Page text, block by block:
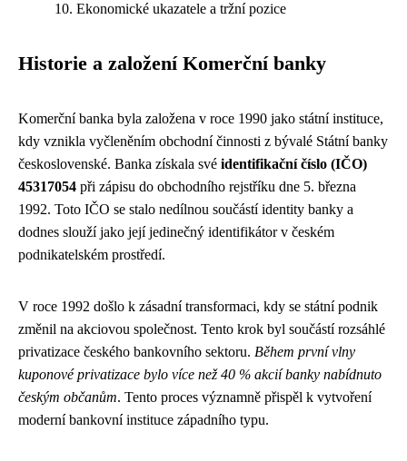
Ekonomické ukazatele a tržní pozice
Historie a založení Komerční banky
Komerční banka byla založena v roce 1990 jako státní instituce,
kdy vznikla vyčleněním obchodní činnosti z bývalé Státní banky
československé. Banka získala své identifikační číslo (IČO)
45317054 při zápisu do obchodního rejstříku dne 5. března
1992. Toto IČO se stalo nedílnou součástí identity banky a
dodnes slouží jako její jedinečný identifikátor v českém
podnikatelském prostředí.
V roce 1992 došlo k zásadní transformaci, kdy se státní podnik
změnil na akciovou společnost. Tento krok byl součástí rozsáhlé
privatizace českého bankovního sektoru. Během první vlny
kuponové privatizace bylo více než 40 % akcií banky nabídnuto
českým občanům. Tento proces významně přispěl k vytvoření
moderní bankovní instituce západního typu.